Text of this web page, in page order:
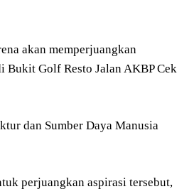
akan memperjuangkan
Bukit Golf Resto Jalan AKBP Cek
dan Sumber Daya Manusia
perjuangkan aspirasi tersebut,